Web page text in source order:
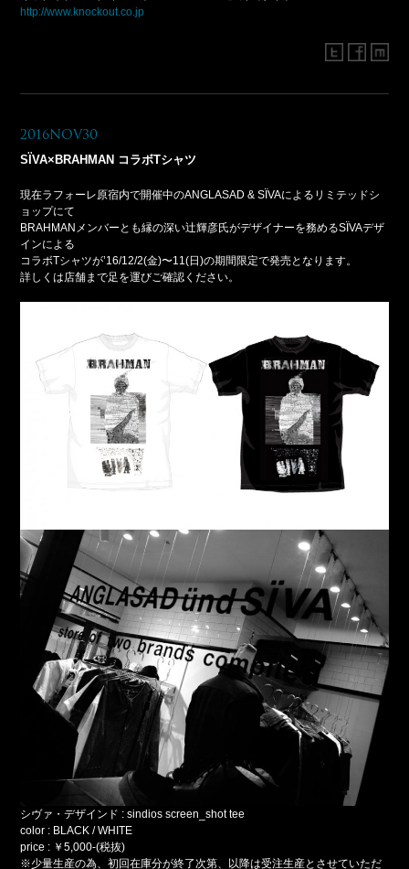
http://www.knockout.co.jp
2016Nov30
SÏVA×BRAHMAN コラボTシャツ
現在ラフォーレ原宿内で開催中のANGLASAD & SÏVAによるリミテッドシ
ョップにて
BRAHMANメンバーとも縁の深い辻輝彦氏がデザイナーを務めるSÏVAデザ
インによる
コラボTシャツが’16/12/2(金)〜11(日)の期間限定で発売となります。
詳しくは店舗まで足を運びご確認ください。
シヴァ・デザインド : sindios screen_shot tee
color : BLACK / WHITE
price : ￥5,000-(税抜)
※少量生産の為、初回在庫分が終了次第、以降は受注生産とさせていただ